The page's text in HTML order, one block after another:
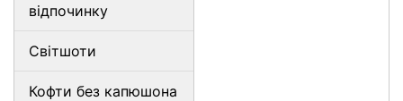
відпочинку
Світшоти
Кофти без капюшона